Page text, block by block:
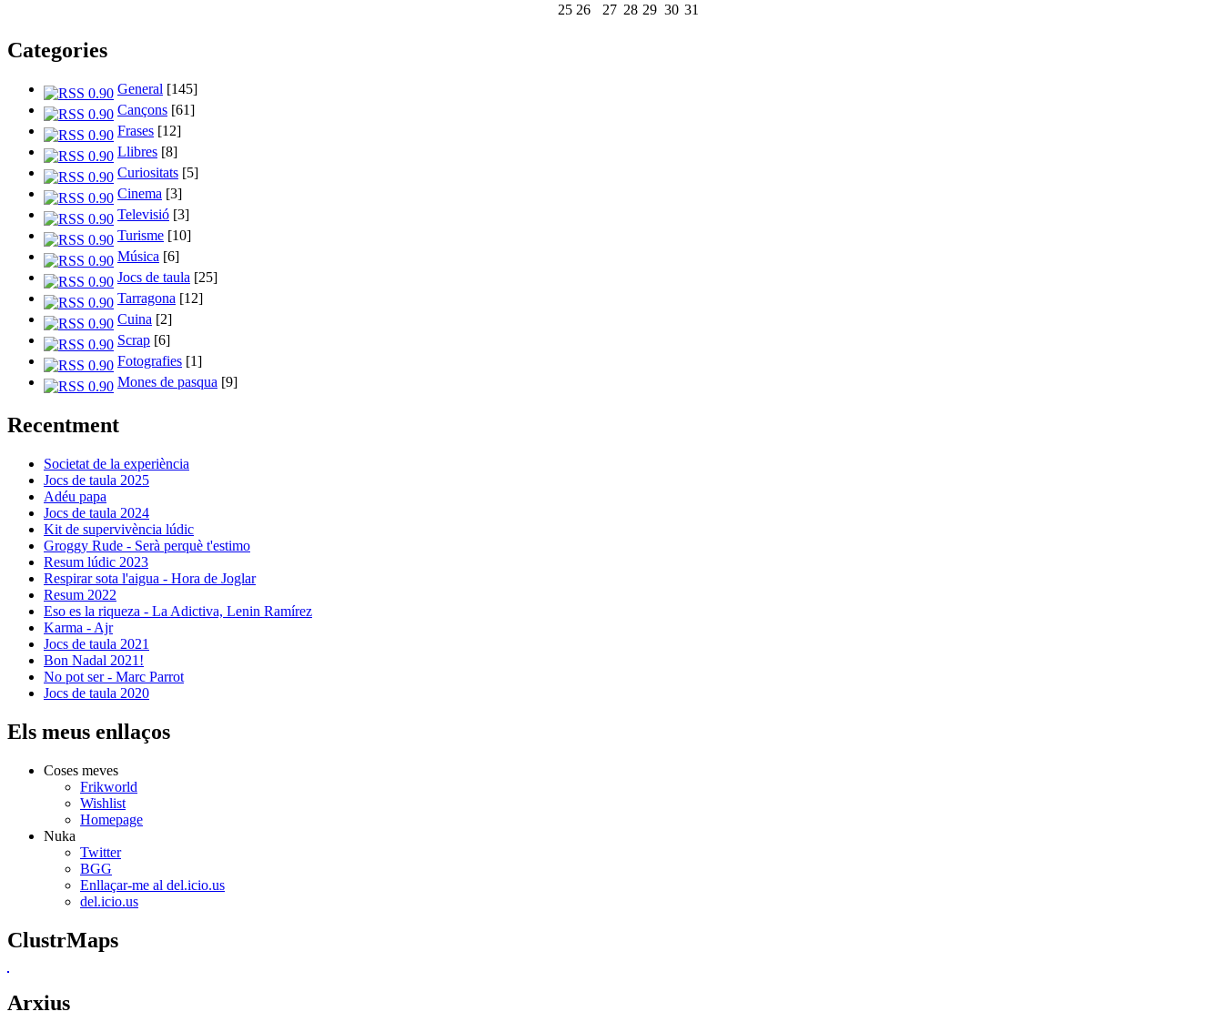
25 26 27 28 29 30 31
Categories
General [145]
Cançons [61]
Frases [12]
Llibres [8]
Curiositats [5]
Cinema [3]
Televisió [3]
Turisme [10]
Música [6]
Jocs de taula [25]
Tarragona [12]
Cuina [2]
Scrap [6]
Fotografies [1]
Mones de pasqua [9]
Recentment
Societat de la experiència
Jocs de taula 2025
Adéu papa
Jocs de taula 2024
Kit de supervivència lúdic
Groggy Rude - Serà perquè t'estimo
Resum lúdic 2023
Respirar sota l'aigua - Hora de Joglar
Resum 2022
Eso es la riqueza - La Adictiva, Lenin Ramírez
Karma - Ajr
Jocs de taula 2021
Bon Nadal 2021!
No pot ser - Marc Parrot
Jocs de taula 2020
Els meus enllaços
Coses meves
Frikworld
Wishlist
Homepage
Nuka
Twitter
BGG
Enllaçar-me al del.icio.us
del.icio.us
ClustrMaps
Arxius